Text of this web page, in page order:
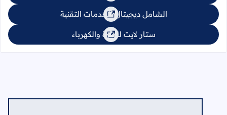
الشامل ديجيتال للخدمات التقنية
ستار لايت للإنارة والكهرباء